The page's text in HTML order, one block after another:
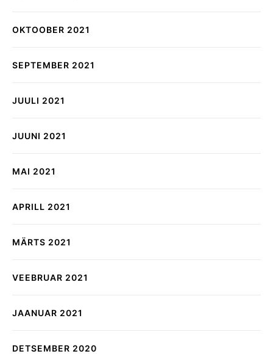
OKTOOBER 2021
SEPTEMBER 2021
JUULI 2021
JUUNI 2021
MAI 2021
APRILL 2021
MÄRTS 2021
VEEBRUAR 2021
JAANUAR 2021
DETSEMBER 2020